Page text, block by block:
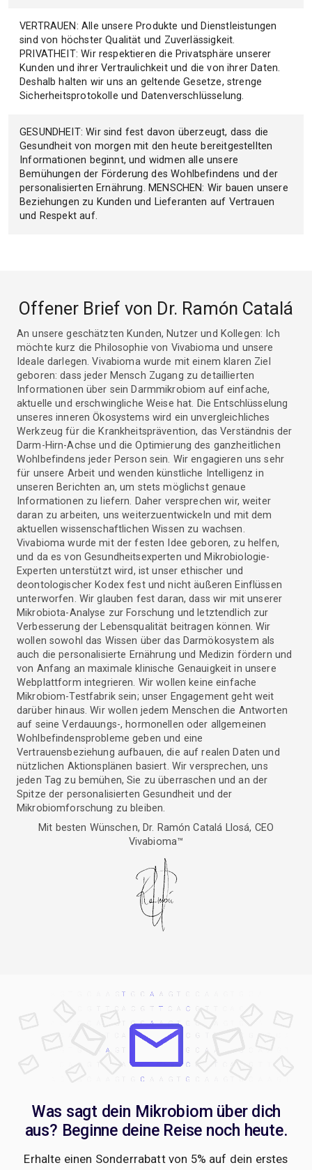
VERTRAUEN: Alle unsere Produkte und Dienstleistungen
sind von höchster Qualität und Zuverlässigkeit.
PRIVATHEIT: Wir respektieren die Privatsphäre unserer
Kunden und ihrer Vertraulichkeit und die von ihrer Daten.
Deshalb halten wir uns an geltende Gesetze, strenge
Sicherheitsprotokolle und Datenverschlüsselung.
GESUNDHEIT: Wir sind fest davon überzeugt, dass die
Gesundheit von morgen mit den heute bereitgestellten
Informationen beginnt, und widmen alle unsere
Bemühungen der Förderung des Wohlbefindens und der
personalisierten Ernährung. MENSCHEN: Wir bauen unsere
Beziehungen zu Kunden und Lieferanten auf Vertrauen
und Respekt auf.
Offener Brief von Dr. Ramón Catalá
An unsere geschätzten Kunden, Nutzer und Kollegen: Ich
möchte kurz die Philosophie von Vivabioma und unsere
Ideale darlegen. Vivabioma wurde mit einem klaren Ziel
geboren: dass jeder Mensch Zugang zu detaillierten
Informationen über sein Darmmikrobiom auf einfache,
aktuelle und erschwingliche Weise hat. Die Entschlüsselung
unseres inneren Ökosystems wird ein unvergleichliches
Werkzeug für die Krankheitsprävention, das Verständnis der
Darm-Hirn-Achse und die Optimierung des ganzheitlichen
Wohlbefindens jeder Person sein. Wir engagieren uns sehr
für unsere Arbeit und wenden künstliche Intelligenz in
unseren Berichten an, um stets möglichst genaue
Informationen zu liefern. Daher versprechen wir, weiter
daran zu arbeiten, uns weiterzuentwickeln und mit dem
aktuellen wissenschaftlichen Wissen zu wachsen.
Vivabioma wurde mit der festen Idee geboren, zu helfen,
und da es von Gesundheitsexperten und Mikrobiologie-
Experten unterstützt wird, ist unser ethischer und
deontologischer Kodex fest und nicht äußeren Einflüssen
unterworfen. Wir glauben fest daran, dass wir mit unserer
Mikrobiota-Analyse zur Forschung und letztendlich zur
Verbesserung der Lebensqualität beitragen können. Wir
wollen sowohl das Wissen über das Darmökosystem als
auch die personalisierte Ernährung und Medizin fördern und
von Anfang an maximale klinische Genauigkeit in unsere
Webplattform integrieren. Wir wollen keine einfache
Mikrobiom-Testfabrik sein; unser Engagement geht weit
darüber hinaus. Wir wollen jedem Menschen die Antworten
auf seine Verdauungs-, hormonellen oder allgemeinen
Wohlbefindensprobleme geben und eine
Vertrauensbeziehung aufbauen, die auf realen Daten und
nützlichen Aktionsplänen basiert. Wir versprechen, uns
jeden Tag zu bemühen, Sie zu überraschen und an der
Spitze der personalisierten Gesundheit und der
Mikrobiomforschung zu bleiben.
Mit besten Wünschen, Dr. Ramón Catalá Llosá, CEO
Vivabioma™
Was sagt dein Mikrobiom über dich
aus? Beginne deine Reise noch heute.
Erhalte einen Sonderrabatt von 5% auf dein erstes